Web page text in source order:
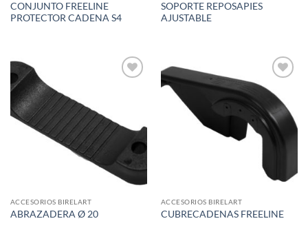
CONJUNTO FREELINE
PROTECTOR CADENA S4
SOPORTE REPOSAPIES
AJUSTABLE
ACCESORIOS BIRELART
ABRAZADERA Ø 20
Add to
wishlist
ACCESORIOS BIRELART
CUBRECADENAS FREELINE